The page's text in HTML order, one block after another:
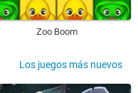
Zoo Boom
Los juegos más nuevos